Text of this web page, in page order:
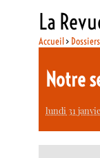
La
Accueil> Dossiers
Notre
lundi 31